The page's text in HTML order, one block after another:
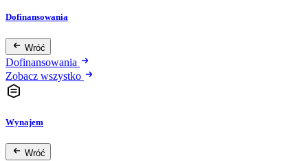
Dofinansowania
Wróć
Dofinansowania
Zobacz wszystko
Wynajem
Wróć